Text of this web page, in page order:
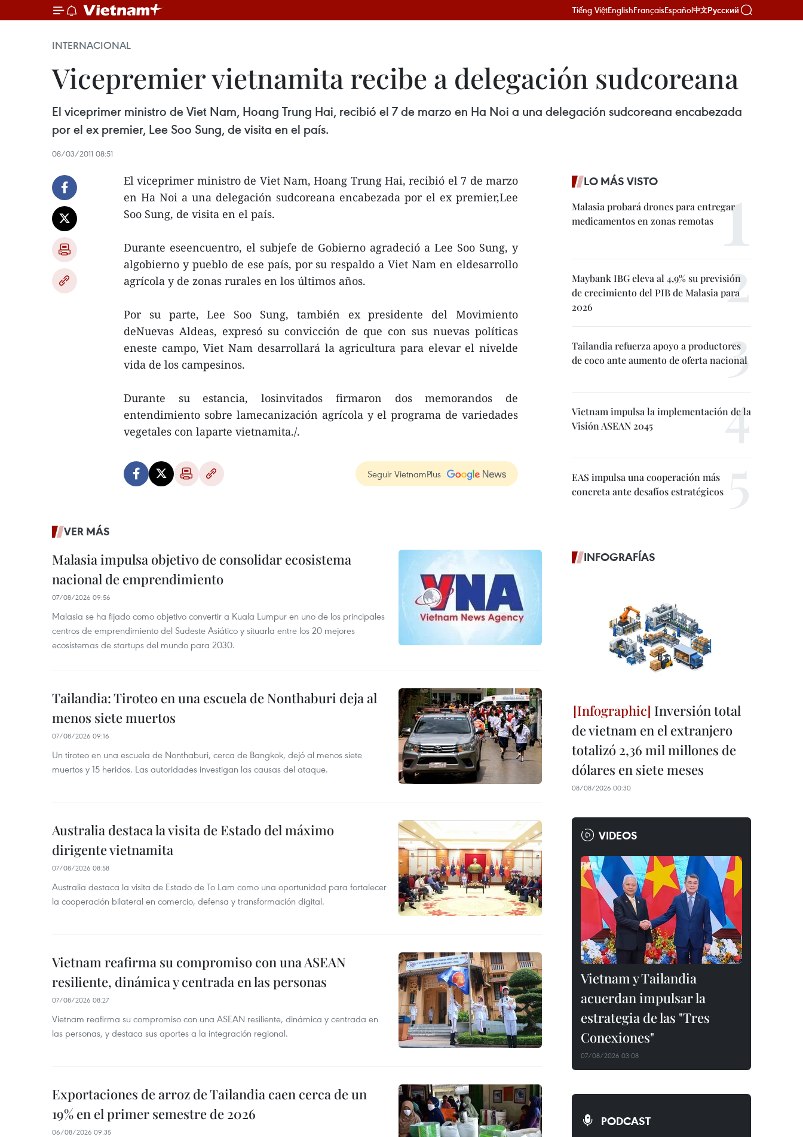
Tiếng ViệtEnglishFrançaisEspañol中文Русский
INTERNACIONAL
Vicepremier vietnamita recibe a delegación sudcoreana
El viceprimer ministro de Viet Nam, Hoang Trung Hai, recibió el 7 de marzo en Ha Noi a una delegación sudcoreana encabezada
por el ex premier, Lee Soo Sung, de visita en el país.
08/03/2011 08:51
El viceprimer ministro de Viet Nam, Hoang Trung Hai, recibió el 7 de marzo
en Ha Noi a una delegación sudcoreana encabezada por el ex premier,Lee
Soo Sung, de visita en el país.
Durante eseencuentro, el subjefe de Gobierno agradeció a Lee Soo Sung, y
algobierno y pueblo de ese país, por su respaldo a Viet Nam en eldesarrollo
agrícola y de zonas rurales en los últimos años.
Por su parte, Lee Soo Sung, también ex presidente del Movimiento
deNuevas Aldeas, expresó su convicción de que con sus nuevas políticas
eneste campo, Viet Nam desarrollará la agricultura para elevar el nivelde
vida de los campesinos.
Durante su estancia, losinvitados firmaron dos memorandos de
entendimiento sobre lamecanización agrícola y el programa de variedades
vegetales con laparte vietnamita./.
Seguir VietnamPlus
VER MÁS
Malasia impulsa objetivo de consolidar ecosistema
nacional de emprendimiento
07/08/2026 09:56
Malasia se ha fijado como objetivo convertir a Kuala Lumpur en uno de los principales
centros de emprendimiento del Sudeste Asiático y situarla entre los 20 mejores
ecosistemas de startups del mundo para 2030.
Tailandia: Tiroteo en una escuela de Nonthaburi deja al
menos siete muertos
07/08/2026 09:16
Un tiroteo en una escuela de Nonthaburi, cerca de Bangkok, dejó al menos siete
muertos y 15 heridos. Las autoridades investigan las causas del ataque.
Australia destaca la visita de Estado del máximo
dirigente vietnamita
07/08/2026 08:58
Australia destaca la visita de Estado de To Lam como una oportunidad para fortalecer
la cooperación bilateral en comercio, defensa y transformación digital.
Vietnam reafirma su compromiso con una ASEAN
resiliente, dinámica y centrada en las personas
07/08/2026 08:27
Vietnam reafirma su compromiso con una ASEAN resiliente, dinámica y centrada en
las personas, y destaca sus aportes a la integración regional.
Exportaciones de arroz de Tailandia caen cerca de un
19% en el primer semestre de 2026
06/08/2026 09:35
LO MÁS VISTO
Malasia probará drones para entregar
medicamentos en zonas remotas
Maybank IBG eleva al 4,9% su previsión
de crecimiento del PIB de Malasia para
2026
Tailandia refuerza apoyo a productores
de coco ante aumento de oferta nacional
Vietnam impulsa la implementación de la
Visión ASEAN 2045
EAS impulsa una cooperación más
concreta ante desafíos estratégicos
INFOGRAFÍAS
Inversión total
de vietnam en el extranjero
totalizó 2,36 mil millones de
dólares en siete meses
08/08/2026 00:30
VIDEOS
Vietnam y Tailandia
acuerdan impulsar la
estrategia de las "Tres
Conexiones"
07/08/2026 03:08
PODCAST